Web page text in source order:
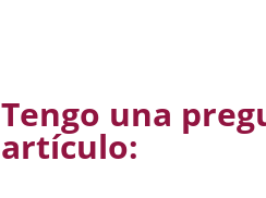
Tengo una
artículo: